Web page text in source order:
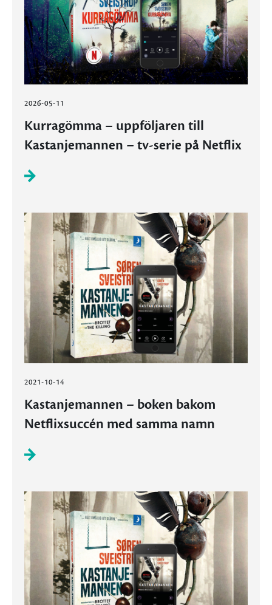
2026-05-11
Kurragömma – uppföljaren till
Kastanjemannen – tv-serie på Netflix
2021-10-14
Kastanjemannen – boken bakom
Netflixsuccén med samma namn